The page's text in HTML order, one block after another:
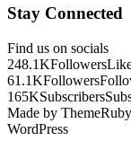
Stay Connected
Find us on socials
248.1KFollowers
61.1KFollowers
165KSubscribers
Made by
WordPress